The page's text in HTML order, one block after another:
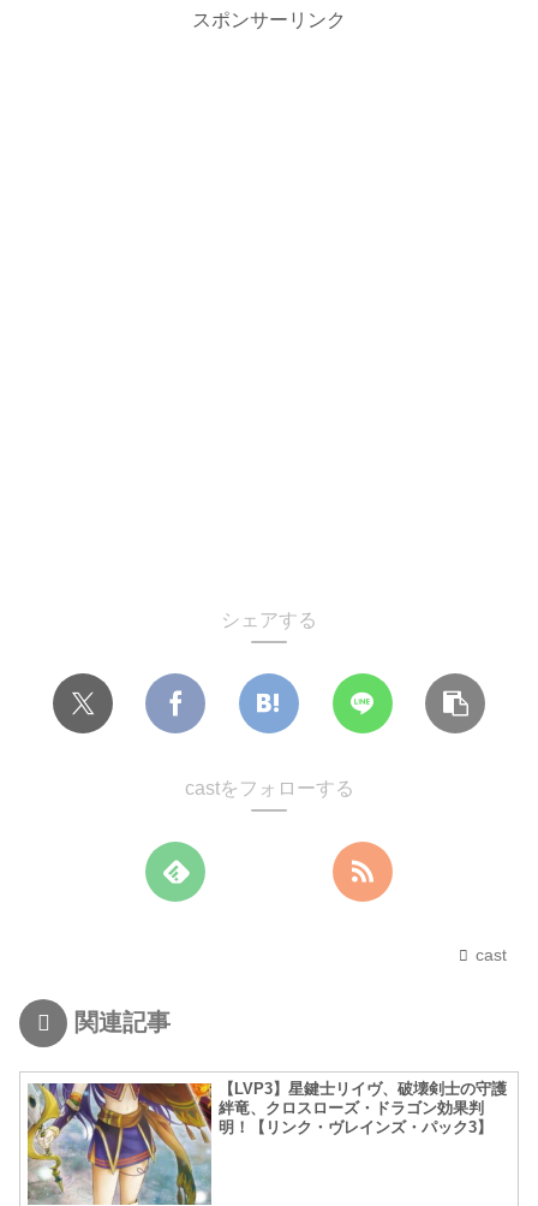
スポンサーリンク
シェアする
castをフォローする
cast
関連記事
【LVP3】星鍵士リイヴ、破壊剣士の守護
絆竜、クロスローズ・ドラゴン効果判
明！【リンク・ヴレインズ・パック3】